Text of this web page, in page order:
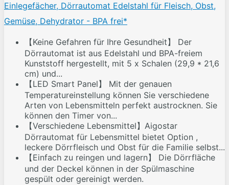
Einlegefächer, Dörrautomat Edelstahl für Fleisch, Obst,
Gemüse, Dehydrator - BPA frei*
【Keine Gefahren für Ihre Gesundheit】 Der
Dörrautomat ist aus Edelstahl und BPA-freiem
Kunststoff hergestellt, mit 5 x Schalen (29,9 * 21,6
cm) und...
【LED Smart Panel】 Mit der genauen
Temperatureinstellung können Sie verschiedene
Arten von Lebensmitteln perfekt austrocknen. Sie
können den Timer von...
【Verschiedene Lebensmittel】Aigostar
Dörrautomat für Lebensmittel bietet Option ,
leckere Dörrfleisch und Obst für die Familie selbst...
【Einfach zu reingen und lagern】 Die Dörrfläche
und der Deckel können in der Spülmaschine
gespült oder gereinigt werden.